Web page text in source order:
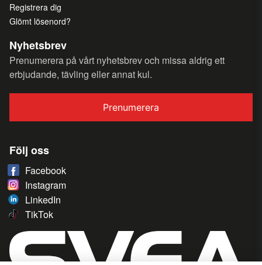
Registrera dig
Glömt lösenord?
Nyhetsbrev
Prenumerera på vårt nyhetsbrev och missa aldrig ett
erbjudande, tävling eller annat kul.
Prenumerera
Följ oss
Facebook
Instagram
LinkedIn
TikTok